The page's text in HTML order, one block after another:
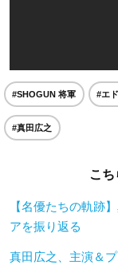
#SHOGUN 将軍 #エ
#真田広之
こ
【名優たちの軌跡
アを振り返る
真田広之、主演＆